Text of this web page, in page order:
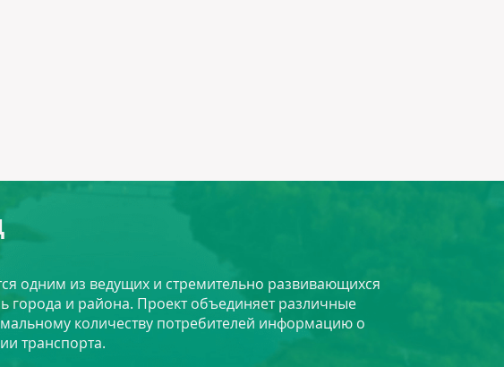
одним из ведущих и стремительно развивающихся
города и района. Проект объединяет различные
количеству потребителей информацию о
транспорта.